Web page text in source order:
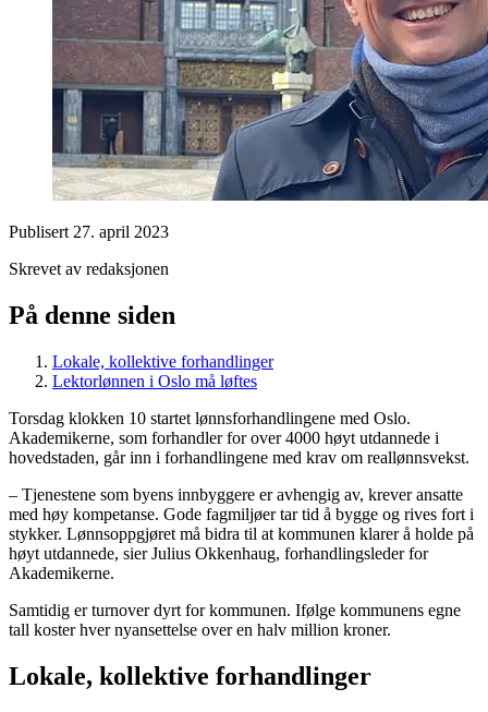
Publisert 27. april 2023
Skrevet av redaksjonen
På denne siden
Lokale, kollektive forhandlinger
Lektorlønnen i Oslo må løftes
Torsdag klokken 10 startet lønnsforhandlingene med Oslo.
Akademikerne, som forhandler for over 4000 høyt utdannede i
hovedstaden, går inn i forhandlingene med krav om reallønnsvekst.
– Tjenestene som byens innbyggere er avhengig av, krever ansatte
med høy kompetanse. Gode fagmiljøer tar tid å bygge og rives fort i
stykker. Lønnsoppgjøret må bidra til at kommunen klarer å holde på
høyt utdannede, sier Julius Okkenhaug, forhandlingsleder for
Akademikerne.
Samtidig er turnover dyrt for kommunen. Ifølge kommunens egne
tall koster hver nyansettelse over en halv million kroner.
Lokale, kollektive forhandlinger